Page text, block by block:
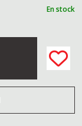
En stock